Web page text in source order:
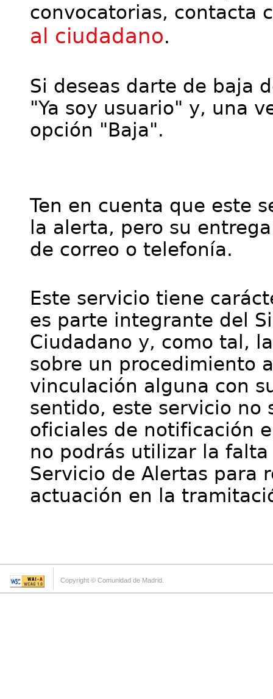
convocatorias, contacta
al ciudadano.
Si deseas darte de baja
"Ya soy usuario" y, una
opción "Baja".
Ten en cuenta que este
la alerta, pero su
de correo o telefonía.
Este servicio tiene
es parte integrante del
Ciudadano y, como tal,
sobre un procedimiento
vinculación alguna con
sentido, este servicio no
oficiales de notificación
no podrás utilizar la
Servicio de Alertas para
actuación en la
Copyright © Comunidad de Madrid.